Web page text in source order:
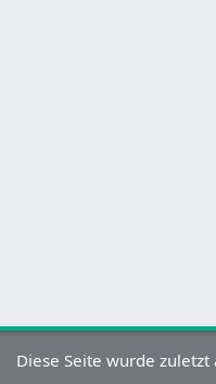
Diese Seite wurde